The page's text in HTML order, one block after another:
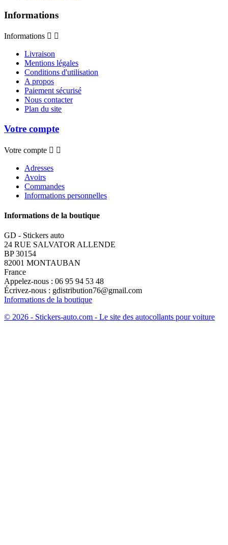
Informations
Informations  
Livraison
Mentions légales
Conditions d'utilisation
A propos
Paiement sécurisé
Nous contacter
Plan du site
Votre compte
Votre compte  
Adresses
Avoirs
Commandes
Informations personnelles
Informations de la boutique
GD - Stickers auto
24 RUE SALVATOR ALLENDE
BP 30154
82001 MONTAUBAN
France
Appelez-nous : 06 95 94 53 48
Écrivez-nous : gdistribution76@gmail.com
Informations de la boutique
© 2026 - Stickers-auto.com - Le site des autocollants pour voiture